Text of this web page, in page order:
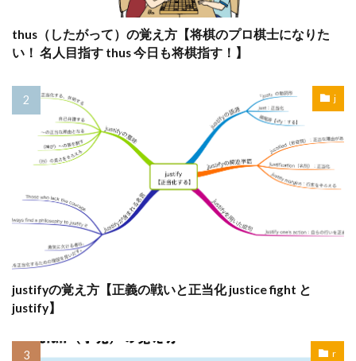
thus（したがって）の覚え方【将棋のプロ棋士になりた
い！ 名人目指す thus 今日も将棋指す！】
j
justifyの覚え方【正義の戦いと正当化 justice fight と
justify】
r